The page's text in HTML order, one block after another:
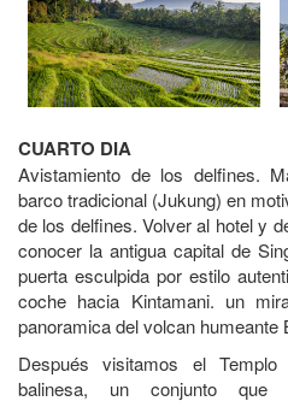
CUARTO DIA
Avistamiento de los delfines.
barco tradicional (Jukung) en
de los delfines. Volver al hotel y
conocer la antigua capital de
puerta esculpida por estilo
coche hacia Kintamani. un
panoramica del volcan humeante
Después visitamos el
balinesa, un conjunto